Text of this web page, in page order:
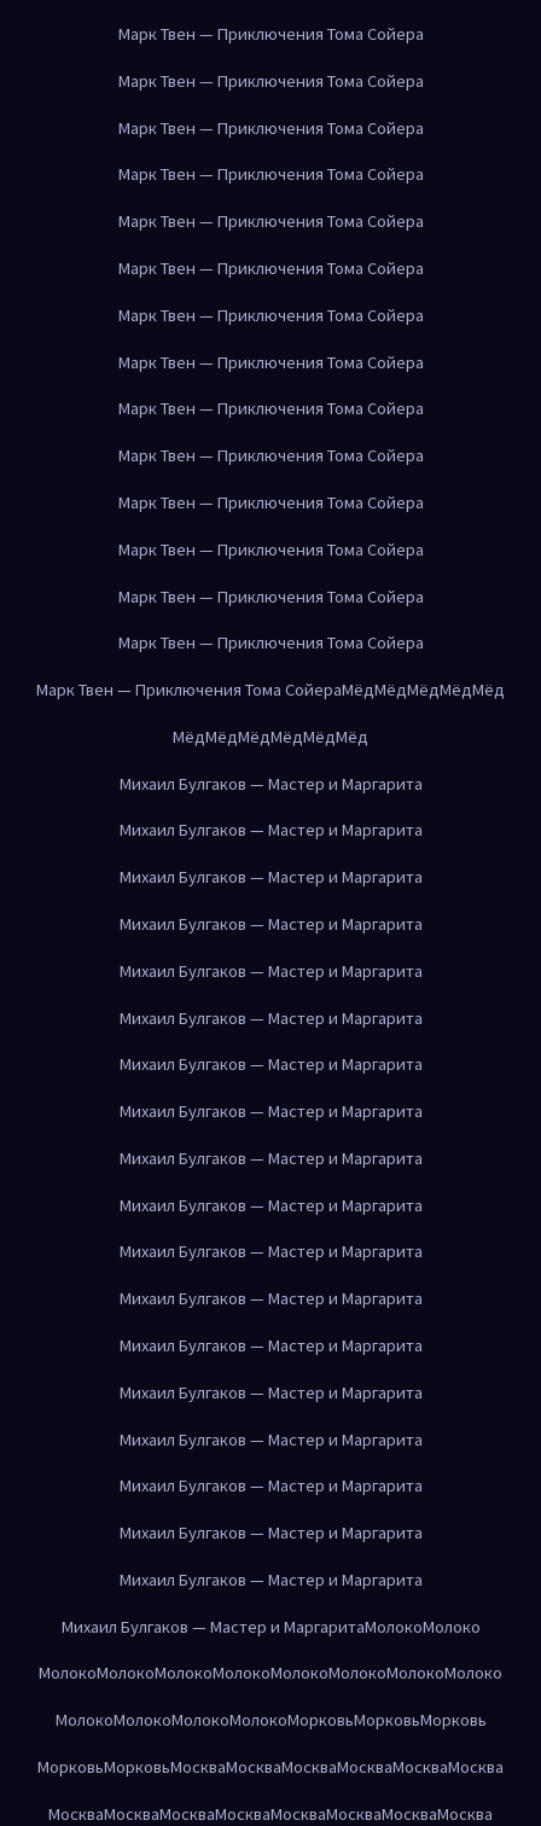
Марк Твен — Приключения Тома Сойера
Марк Твен — Приключения Тома Сойера
Марк Твен — Приключения Тома Сойера
Марк Твен — Приключения Тома Сойера
Марк Твен — Приключения Тома Сойера
Марк Твен — Приключения Тома Сойера
Марк Твен — Приключения Тома Сойера
Марк Твен — Приключения Тома Сойера
Марк Твен — Приключения Тома Сойера
Марк Твен — Приключения Тома Сойера
Марк Твен — Приключения Тома Сойера
Марк Твен — Приключения Тома Сойера
Марк Твен — Приключения Тома Сойера
Марк Твен — Приключения Тома Сойера
Марк Твен — Приключения Тома СойераМёдМёдМёдМёдМёд
МёдМёдМёдМёдМёдМёд
Михаил Булгаков — Мастер и Маргарита
Михаил Булгаков — Мастер и Маргарита
Михаил Булгаков — Мастер и Маргарита
Михаил Булгаков — Мастер и Маргарита
Михаил Булгаков — Мастер и Маргарита
Михаил Булгаков — Мастер и Маргарита
Михаил Булгаков — Мастер и Маргарита
Михаил Булгаков — Мастер и Маргарита
Михаил Булгаков — Мастер и Маргарита
Михаил Булгаков — Мастер и Маргарита
Михаил Булгаков — Мастер и Маргарита
Михаил Булгаков — Мастер и Маргарита
Михаил Булгаков — Мастер и Маргарита
Михаил Булгаков — Мастер и Маргарита
Михаил Булгаков — Мастер и Маргарита
Михаил Булгаков — Мастер и Маргарита
Михаил Булгаков — Мастер и Маргарита
Михаил Булгаков — Мастер и Маргарита
Михаил Булгаков — Мастер и МаргаритаМолокоМолоко
МолокоМолокоМолокоМолокоМолокоМолокоМолокоМолоко
МолокоМолокоМолокоМолокоМорковьМорковьМорковь
МорковьМорковьМоскваМоскваМоскваМоскваМоскваМосква
МоскваМоскваМоскваМоскваМоскваМоскваМоскваМосква